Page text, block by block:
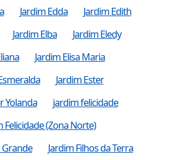
Jardim Edda
Jardim Edith
Jardim Elba
Jardim Eledy
Jardim Elisa Maria
Jardim Ester
Yolanda
jardim felicidade
Felicidade (Zona Norte)
Grande
Jardim Filhos da Terra